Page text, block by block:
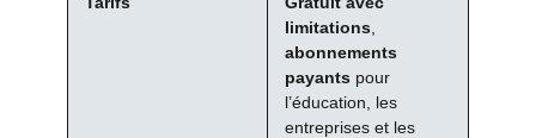
limitations
abonnements
payants pour
l’éducation, les
entreprises et les